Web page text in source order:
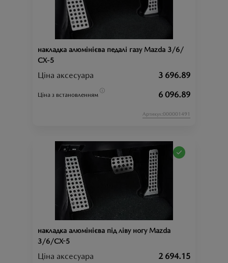
накладка алюмінієва педалі газу Mazda 3/6/
СХ-5
Ціна аксесуара 3 696.89
Ціна з встановленням 6 096.89
Артикул:000001491
накладка алюмінієва під ліву ногу Mazda
3/6/CX-5
Ціна аксесуара 2 694.15